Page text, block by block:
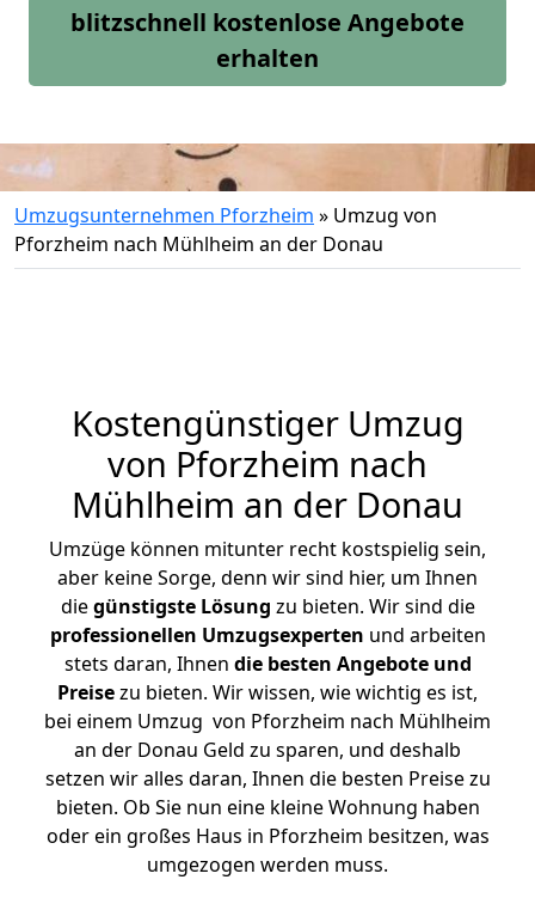
blitzschnell kostenlose Angebote
erhalten
Umzugsunternehmen Pforzheim » Umzug von
Pforzheim nach Mühlheim an der Donau
Kostengünstiger Umzug
von Pforzheim nach
Mühlheim an der Donau
Umzüge können mitunter recht kostspielig sein,
aber keine Sorge, denn wir sind hier, um Ihnen
diegünstigste Lösung zu bieten. Wir sind die
professionellen Umzugsexperten und arbeiten
stets daran, Ihnen die besten Angebote und
Preisezu bieten. Wir wissen, wie wichtig es ist,
bei einem Umzug von Pforzheim nach Mühlheim
an der Donau Geld zu sparen, und deshalb
setzen wir alles daran, Ihnen die besten Preise zu
bieten. Ob Sie nun eine kleine Wohnung haben
oder ein großes Haus in Pforzheim besitzen, was
umgezogen werden muss.